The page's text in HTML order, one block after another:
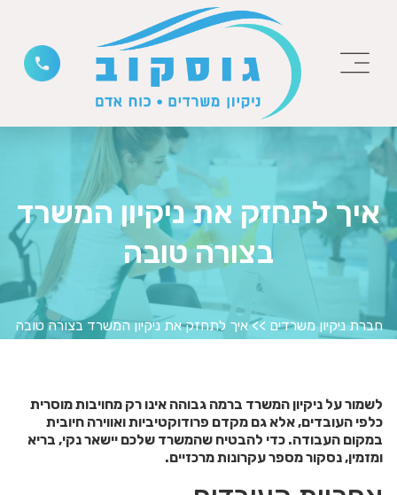
איך לתחזק את ניקיון המשרד
בצורה טובה
חברת ניקיון משרדים >>איך לתחזק את ניקיון המשרד בצורה טובה
לשמור על ניקיון המשרד ברמה גבוהה אינו רק מחויבות מוסרית
כלפי העובדים, אלא גם מקדם פרודוקטיביות ואווירה חיובית
במקום העבודה. כדי להבטיח שהמשרד שלכם יישאר נקי, בריא
ומזמין, נסקור מספר עקרונות מרכזיים.